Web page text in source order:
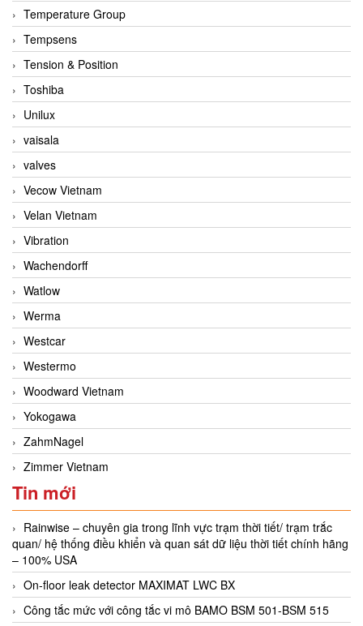
Temperature Group
Tempsens
Tension & Position
Toshiba
Unilux
vaisala
valves
Vecow Vietnam
Velan Vietnam
Vibration
Wachendorff
Watlow
Werma
Westcar
Westermo
Woodward Vietnam
Yokogawa
ZahmNagel
Zimmer Vietnam
Tin mới
Rainwise – chuyên gia trong lĩnh vực trạm thời tiết/ trạm trắc
quan/ hệ thống điều khiển và quan sát dữ liệu thời tiết chính hãng
– 100% USA
On-floor leak detector MAXIMAT LWC BX
Công tắc mức với công tắc vi mô BAMO BSM 501-BSM 515